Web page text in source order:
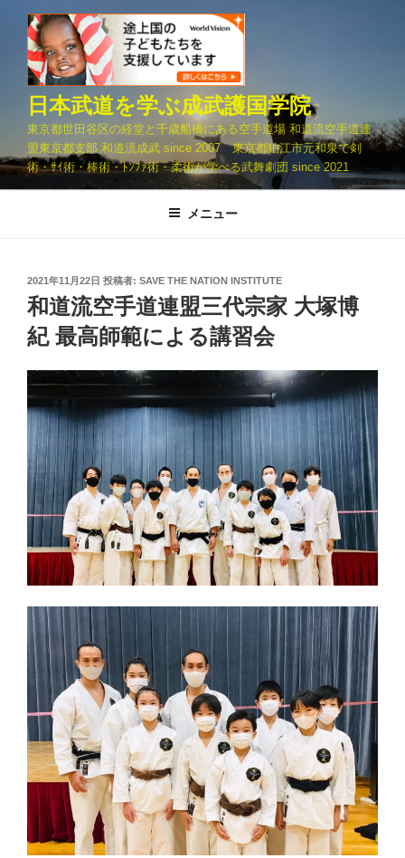
キ
日本武道を学ぶ成武護国学院
東京都世田谷区の経堂と千歳船橋にある空手道場 和道流空手道連
盟東京都支部 和道流成武 since 2007 東京都狛江市元和泉で剣
術・ｻｲ術・棒術・ﾄﾝﾌｧ術・柔術が学べる武舞劇団 since 2021
メニュー
投
稿
日:
2021年11月22日 投稿者: SAVE THE NATION INSTITUTE
和道流空手道連盟三代宗家 大塚博
紀 最高師範による講習会